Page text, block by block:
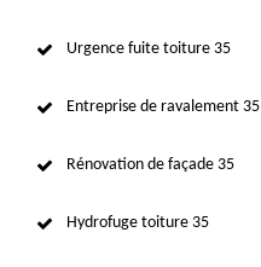
Urgence fuite toiture 35
Entreprise de ravalement 35
Rénovation de façade 35
Hydrofuge toiture 35